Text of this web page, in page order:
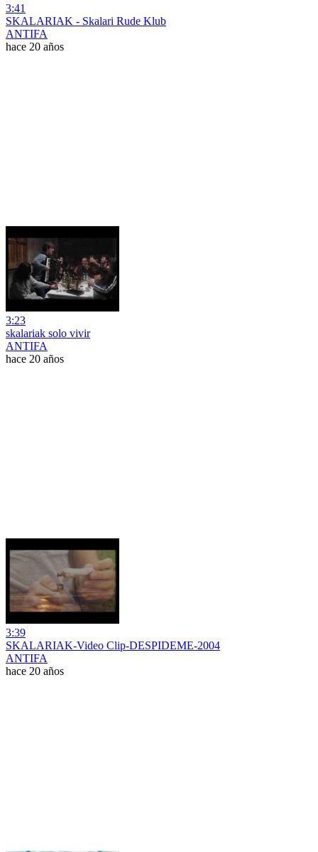
3:41
SKALARIAK - Skalari Rude Klub
ANTIFA
hace 20 años
3:23
skalariak solo vivir
ANTIFA
hace 20 años
3:39
SKALARIAK-Video Clip-DESPIDEME-2004
ANTIFA
hace 20 años